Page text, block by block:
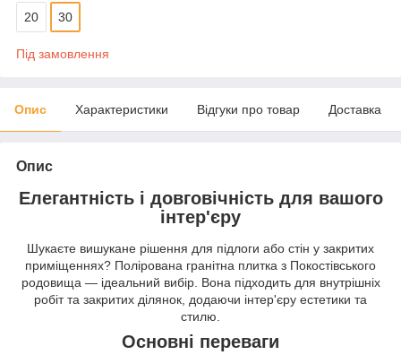
20 30
Під замовлення
Опис Характеристики Відгуки про товар Доставка
Опис
Елегантність і довговічність для вашого
інтер'єру
Шукаєте вишукане рішення для підлоги або стін у закритих
приміщеннях? Полірована гранітна плитка з Покостівського
родовища — ідеальний вибір. Вона підходить для внутрішніх
робіт та закритих ділянок, додаючи інтер'єру естетики та
стилю.
Основні переваги